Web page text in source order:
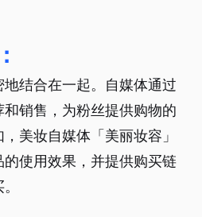
结合在一起。自媒体通过
销售，为粉丝提供购物的
美妆自媒体「美丽妆容」
使用效果，并提供购买链